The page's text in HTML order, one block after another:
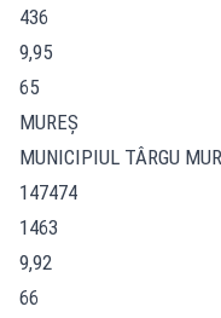
436
9,95
65
MUREŞ
MUNICIPIUL TÂRGU
147474
1463
9,92
66